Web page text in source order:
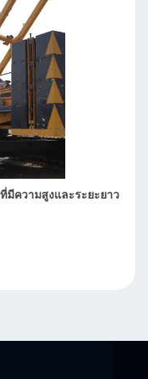
มีความสูงและระยะยาว